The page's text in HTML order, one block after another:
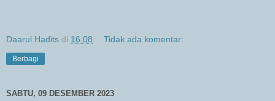
Daarul Hadits di 16.08 Tidak ada komentar:
Berbagi
SABTU, 09 DESEMBER 2023